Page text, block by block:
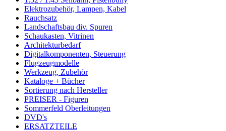
Elektrozubehör, Lampen, Kabel
Rauchsatz
Landschaftsbau div. Spuren
Schaukasten, Vitrinen
Architekturbedarf
Digitalkomponenten, Steuerung
Flugzeugmodelle
Werkzeug, Zubehör
Kataloge + Bücher
Sortierung nach Hersteller
PREISER - Figuren
Sommerfeld Oberleitungen
DVD's
ERSATZTEILE